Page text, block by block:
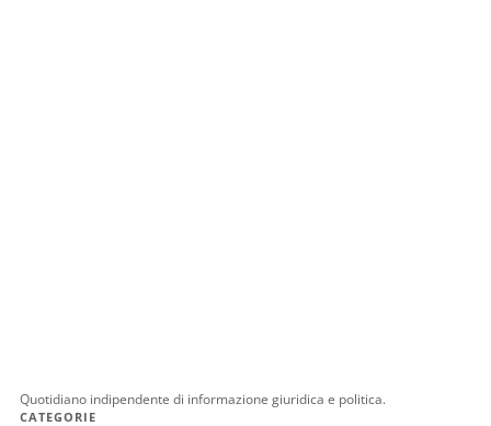
Quotidiano indipendente di informazione giuridica e politica.
CATEGORIE